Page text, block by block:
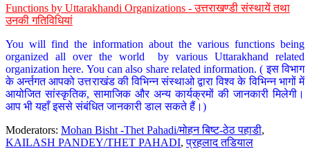
Functions by Uttarakhandi Organizations - उत्तराखण्डी संस्थायें तथा
उनकी गतिविधियां
You will find the information about the various functions being
organized all over the world by various Uttarakhand related
organization here. You can also share related information. ( इस विभाग
के अर्न्तगत आपको उत्तराखंड की विभिन्न संस्थाओ द्वारा विश्व के विभिन्न भागों में
आयोजित सांस्कृतिक, सामाजिक और अन्य कार्यक्रमों की जानकारी मिलेगी।
आप भी यहाँ इससे संबंधित जानकारी डाल सकते हैं।)
Moderators: Mohan Bisht -Thet Pahadi/मोहन बिष्ट-ठेठ पहाडी,
KAILASH PANDEY/THET PAHADI,प्रहलाद तडियाल